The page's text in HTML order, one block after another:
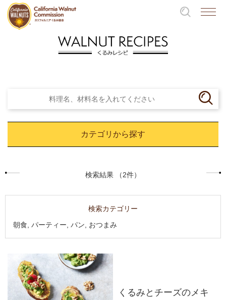
カテゴリから探す
検索結果 （2件）
検索カテゴリー
朝食, パーティー, パン, おつまみ
くるみとチーズのメキ